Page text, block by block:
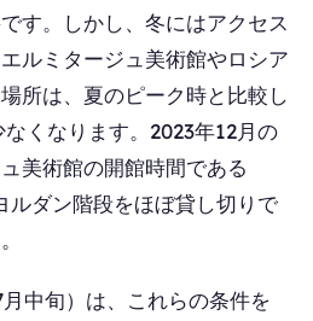
す。しかし、冬にはアクセス
ルミタージュ美術館やロシア
所は、夏のピーク時と比較し
くなります。2023年12月の
美術館の開館時間である
ルダン階段をほぼ貸し切りで
中旬）は、これらの条件を